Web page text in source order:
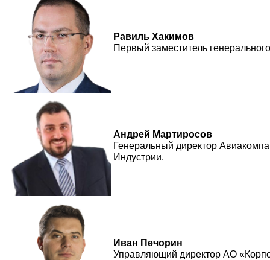
Равиль Хакимов
Первый заместитель
Андрей Мартиросов
Генеральный директор
Индустрии.
Иван Печорин
Управляющий директор АО